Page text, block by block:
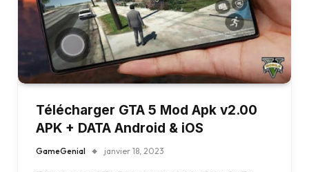
Télécharger GTA 5 Mod Apk v2.00
APK + DATA Android & iOS
GameGenial janvier 18, 2023